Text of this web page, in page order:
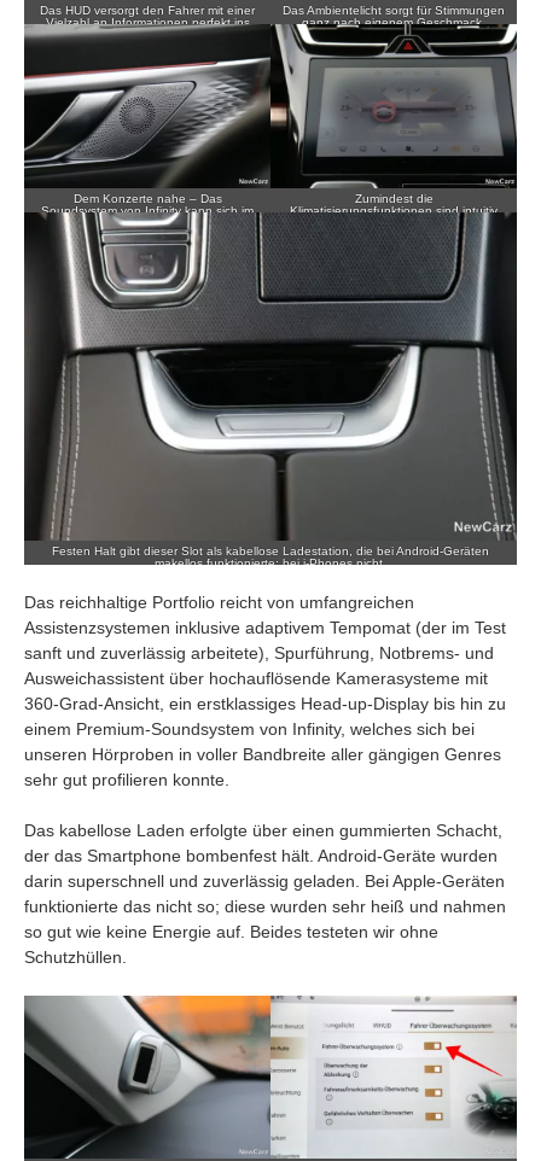
Das HUD versorgt den Fahrer mit einer
Vielzahl an Informationen perfekt ins
Sichtfeld projiziert.
Das Ambientelicht sorgt für Stimmungen
ganz nach eigenem Geschmack.
Dem Konzerte nahe – Das
Soundsystem von Infinity kann sich im
Test bestens behaupten.
Zumindest die
Klimatisierungsfunktionen sind intuitiv
bedienbar, wenn auch das Display bei
Sonnenlicht schlecht ablesbar ist.
Festen Halt gibt dieser Slot als kabellose Ladestation, die bei Android-Geräten
makellos funktionierte; bei i-Phones nicht.
Das reichhaltige Portfolio reicht von umfangreichen
Assistenzsystemen inklusive adaptivem Tempomat (der im Test
sanft und zuverlässig arbeitete), Spurführung, Notbrems- und
Ausweichassistent über hochauflösende Kamerasysteme mit
360-Grad-Ansicht, ein erstklassiges Head-up-Display bis hin zu
einem Premium-Soundsystem von Infinity, welches sich bei
unseren Hörproben in voller Bandbreite aller gängigen Genres
sehr gut profilieren konnte.
Das kabellose Laden erfolgte über einen gummierten Schacht,
der das Smartphone bombenfest hält. Android-Geräte wurden
darin superschnell und zuverlässig geladen. Bei Apple-Geräten
funktionierte das nicht so; diese wurden sehr heiß und nahmen
so gut wie keine Energie auf. Beides testeten wir ohne
Schutzhüllen.